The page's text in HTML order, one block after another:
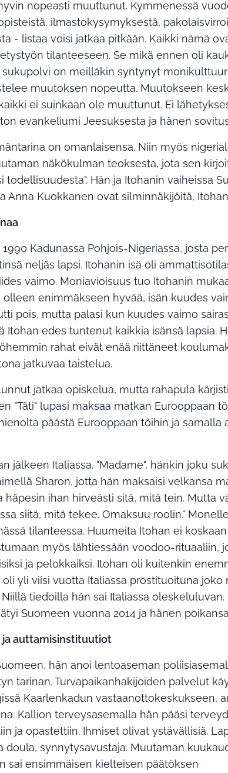
nopeasti muuttunut. Kymmenessä
ilmastokysymyksestä,
- listaa voisi jatkaa pitkään. Kaikki nämä
tilanteeseen. Se mikä ennen oli
on meilläkin syntynyt
muutoksen nopeutta. Muutokseen
ei suinkaan ole muuttunut. Ei
evankeliumi Jeesuksesta ja hänen
on omanlaisensa. Niin myös
näkökulman teoksesta, jota sen
Hän ja Itohanin vaiheissa
Anna Kuokkanen ovat silminnäkijöitä,
Kadunassa Pohjois-Nigeriassa, josta
neljäs lapsi. Itohanin isä oli
vaimo. Moniavioisuus tuo Itohanin
enimmäkseen hyvää, isän kuudes
pois, mutta palasi kun kuudes vaimo
Itohan edes tuntenut kaikkia isänsä lapsia.
rahat eivät enää riittäneet
jatkuvaa taistelua.
jatkaa opiskelua, mutta rahapula
"Täti" lupasi maksaa matkan Eurooppaan
päästä Eurooppaan töihin ja samalla
jälkeen Italiassa. "Madame", hänkin joku
Sharon, jotta hän maksaisi velkansa
häpesin ihan hirveästi sitä, mitä tein. Mutta
siitä, mitä tekee. Omaksuu roolin."
tilanteessa. Huumeita Itohan ei
myös lähtiessään voodoo-rituaaliin,
ja pelokkaiksi. Itohan oli kuitenkin
oli yli viisi vuotta Italiassa prostituoituna joko
tiedoilla hän sai Italiassa
Suomeen vuonna 2014 ja hänen
ja auttamisinstituutiot
hän anoi lentoaseman
tarinan. Turvapaikanhakijoiden palvelut
Kaarlenkadun vastaanottokeskukseen,
Kallion terveysasemalla hän pääsi
ja opastettiin. Ihmiset olivat ystävällisiä.
doula, synnytysavustaja. Muutaman
sai ensimmäisen kielteisen päätöksen